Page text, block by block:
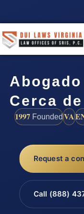
Cerca
1997 FoundedVA
Request a
Call (888)